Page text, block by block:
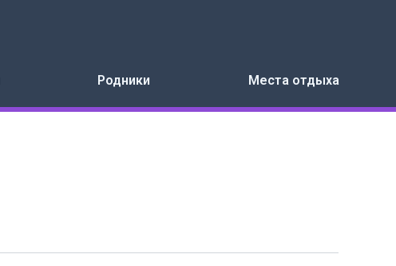
Родники Места отдыха